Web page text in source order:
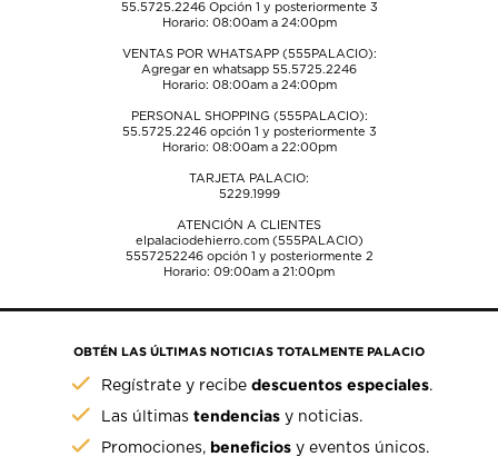
55.5725.2246Opción 1 y posteriormente 3
Horario: 08:00am a 24:00pm
VENTAS POR WHATSAPP (555PALACIO):
Agregar en whatsapp 55.5725.2246
Horario: 08:00am a 24:00pm
PERSONAL SHOPPING (555PALACIO):
55.5725.2246opción 1 y posteriormente 3
Horario: 08:00am a 22:00pm
TARJETA PALACIO:
5229.1999
ATENCIÓN A CLIENTES
elpalaciodehierro.com (555PALACIO)
5557252246opción 1 y posteriormente 2
Horario: 09:00am a 21:00pm
OBTÉN LAS ÚLTIMAS NOTICIAS TOTALMENTE PALACIO
Regístrate y recibedescuentos especiales.
Las últimastendencias y noticias.
Promociones, beneficios y eventos únicos.